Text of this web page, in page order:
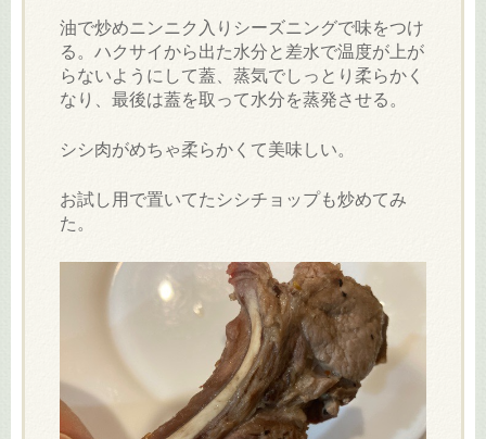
油で炒めニンニク入りシーズニングで味をつけ
る。ハクサイから出た水分と差水で温度が上が
らないようにして蓋、蒸気でしっとり柔らかく
なり、最後は蓋を取って水分を蒸発させる。
シシ肉がめちゃ柔らかくて美味しい。
お試し用で置いてたシシチョップも炒めてみ
た。